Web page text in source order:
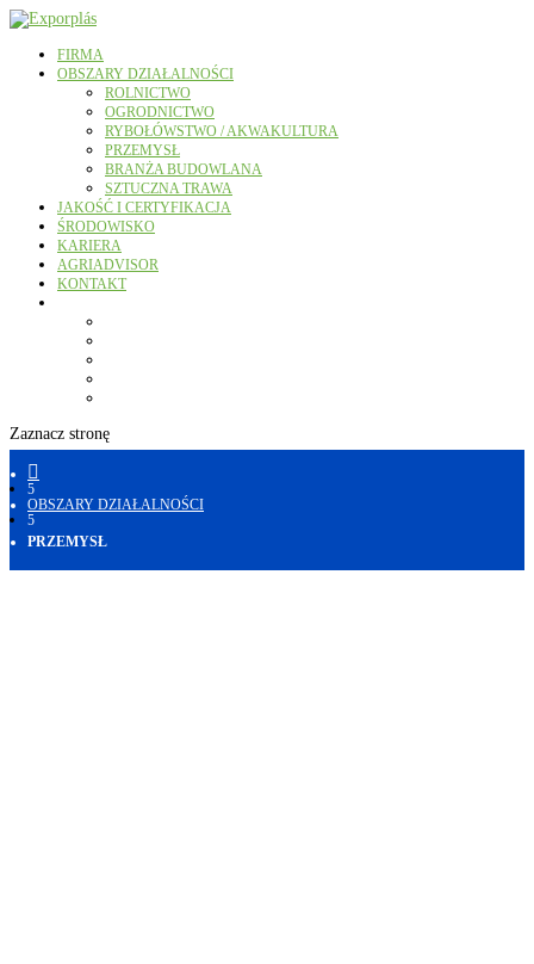
FIRMA
OBSZARY DZIAŁALNOŚCI
ROLNICTWO
OGRODNICTWO
RYBOŁÓWSTWO / AKWAKULTURA
PRZEMYSŁ
BRANŻA BUDOWLANA
SZTUCZNA TRAWA
JAKOŚĆ I CERTYFIKACJA
ŚRODOWISKO
KARIERA
AGRIADVISOR
KONTAKT
Zaznacz stronę

5
OBSZARY DZIAŁALNOŚCI
5
PRZEMYSŁ